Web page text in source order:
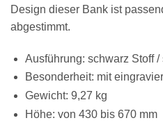
Design dieser Bank ist
abgestimmt.
Ausführung: schwarz Stoff
Besonderheit: mit
Gewicht: 9,27 kg
Höhe: von 430 bis 670 mm